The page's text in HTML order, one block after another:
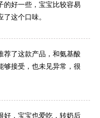
的好一些，宝宝比较容易
这个口味。
荐了这款产品，和氨基酸
够接受，也未见异常，很
好，宝宝也爱吃，转奶后